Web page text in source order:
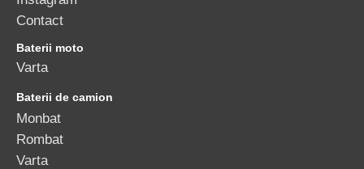
Contact
Baterii moto
Varta
Baterii de camion
Monbat
Rombat
Varta